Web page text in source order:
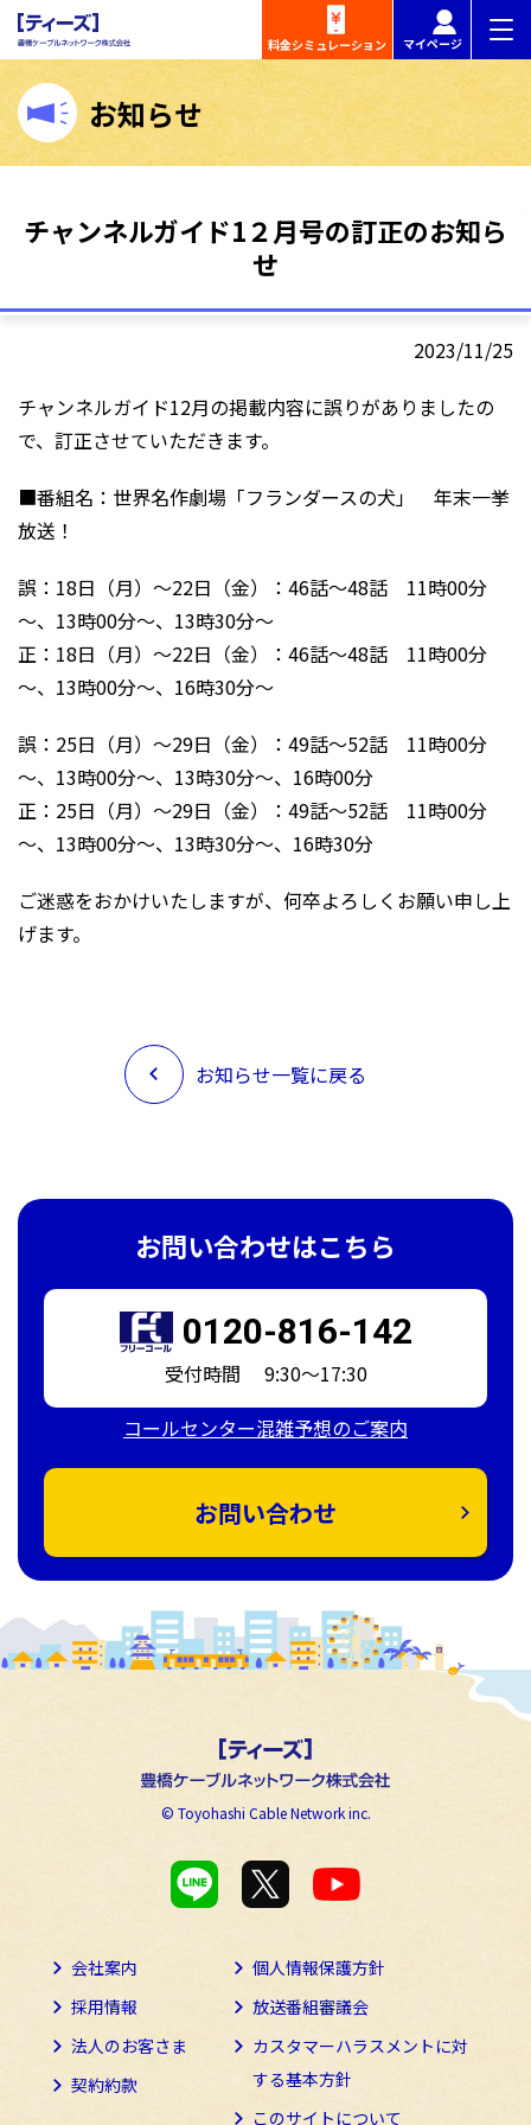
料金シミュレーション マイページ
お知らせ
チャンネルガイド1２月号の訂正のお知ら
せ
2023/11/25
チャンネルガイド12月の掲載内容に誤りがありましたの
で、訂正させていただきます。
■番組名：世界名作劇場「フランダースの犬」 年末一挙
放送！
誤：18日（月）～22日（金）：46話～48話 11時00分
～、13時00分～、13時30分～
正：18日（月）～22日（金）：46話～48話 11時00分
～、13時00分～、16時30分～
誤：25日（月）～29日（金）：49話～52話 11時00分
～、13時00分～、13時30分～、16時00分
正：25日（月）～29日（金）：49話～52話 11時00分
～、13時00分～、13時30分～、16時30分
ご迷惑をおかけいたしますが、何卒よろしくお願い申し上
げます。
お知らせ一覧に戻る
お問い合わせはこちら
0120-816-142
受付時間 9:30～17:30
コールセンター混雑予想のご案内
お問い合わせ
© Toyohashi Cable Network inc.
会社案内
採用情報
法人のお客さま
契約約款
個人情報保護方針
放送番組審議会
カスタマーハラスメントに対
する基本方針
このサイトについて